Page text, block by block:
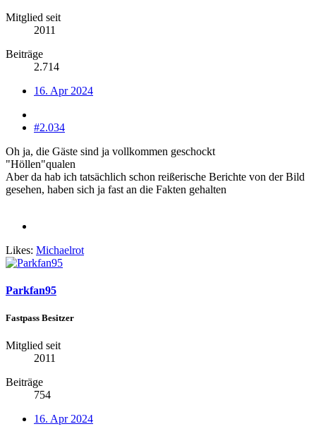
Mitglied seit
2011
Beiträge
2.714
16. Apr 2024
#2.034
Oh ja, die Gäste sind ja vollkommen geschockt
"Höllen"qualen
Aber da hab ich tatsächlich schon reißerische Berichte von der Bild
gesehen, haben sich ja fast an die Fakten gehalten
Likes: Michaelrot
Parkfan95
Fastpass Besitzer
Mitglied seit
2011
Beiträge
754
16. Apr 2024